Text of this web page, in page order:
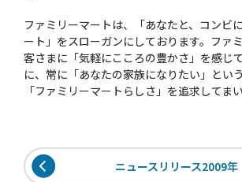
ファミリーマートは、「あなたと、コンビ
ート」をスローガンにしております。ファ
客さまに「気軽にこころの豊かさ」を感じ
に、常に「あなたの家族になりたい」とい
「ファミリーマートらしさ」を追求してまい
ニュースリリース2009年